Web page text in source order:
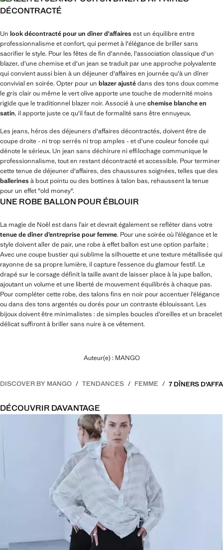
DÉCONTRACTÉ
Un look décontracté pour un dîner d'affairesest un équilibre entre
professionnalisme et confort, qui permet à l'élégance de briller sans
sacrifier le style. Pour les fêtes de fin d'année, l'association classique d'un
blazer, d'une chemise et d'un jean se traduit par une approche polyvalente
qui convient aussi bien à un déjeuner d'affaires en journée qu'à un dîner
convivial en soirée. Opter pour un blazer ajustédans des tons doux comme
le gris clair ou même le vert olive apporte une touche de modernité moins
rigide que le traditionnel blazer noir. Associé à unechemise blanche en
satin, il apporte juste ce qu'il faut de formalité sans être ennuyeux.
Les jeans, héros des déjeuners d'affaires décontractés, doivent être de
coupe droite - ni trop serrés ni trop amples - et d'une couleur foncée qui
dénote le sérieux. Un jean sans déchirure ni effilochage communique le
professionnalisme, tout en restant décontracté et accessible. Pour terminer
cette tenue de déjeuner d'affaires, des chaussures soignées, telles que des
ballerinesà bout pointu ou des bottines à talon bas, rehaussent la tenue
pour un effet "old money".
UNE ROBE BALLON POUR ÉBLOUIR
La magie de Noël est dans l’air et devrait également se refléter dans votre
tenue de dîner d’entreprise pour femme. Pour une soirée où l’élégance et le
style doivent aller de pair, une robe à effet ballon est une option parfaite ;
Avec une coupe bustier qui sublime la silhouette et une texture métallisée qui
rayonne de sa propre lumière, il capture l’essence du glamour festif. Le
drapé sur le corsage définit la taille avant de laisser place à la jupe ballon,
ajoutant un volume et une liberté de mouvement équilibrés à chaque pas.
Pour compléter cette robe, des talons fins en noir pour accentuer l’élégance
ou dans des tons argentés ou dorés pour un contraste éblouissant. Les
bijoux doivent être minimalistes : de simples boucles d’oreilles et un bracelet
délicat suffiront à briller sans nuire à ce vêtement.
Auteur(e) : MANGO
DISCOVER BY MANGO TENDANCES FEMME
DÉCOUVRIR DAVANTAGE